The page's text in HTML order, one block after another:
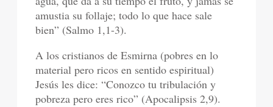
amustia su follaje; todo lo que hace sale
bien” (Salmo 1,1-3).
A los cristianos de Esmirna (pobres en lo
material pero ricos en sentido espiritual)
Jesús les dice: “Conozco tu tribulación y
pobreza pero eres rico” (Apocalipsis 2,9).